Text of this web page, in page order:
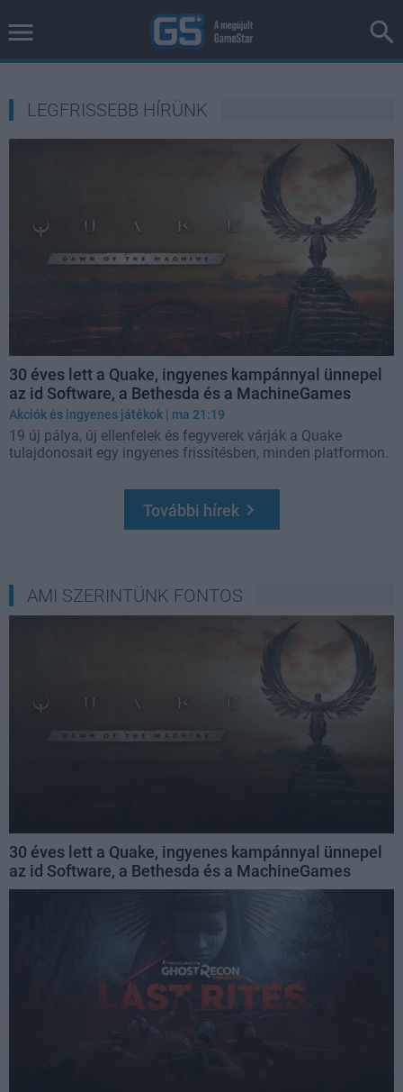
LEGFRISSEBB HÍRÜNK
30 éves lett a Quake, ingyenes kampánnyal ünnepel
az id Software, a Bethesda és a MachineGames
Akciók és ingyenes játékok | ma 21:19
19 új pálya, új ellenfelek és fegyverek várják a Quake
tulajdonosait egy ingyenes frissítésben, minden platformon.
További hírek
Loaded:
AMI SZERINTÜNK FONTOS
30 éves lett a Quake, ingyenes kampánnyal ünnepel
az id Software, a Bethesda és a MachineGames